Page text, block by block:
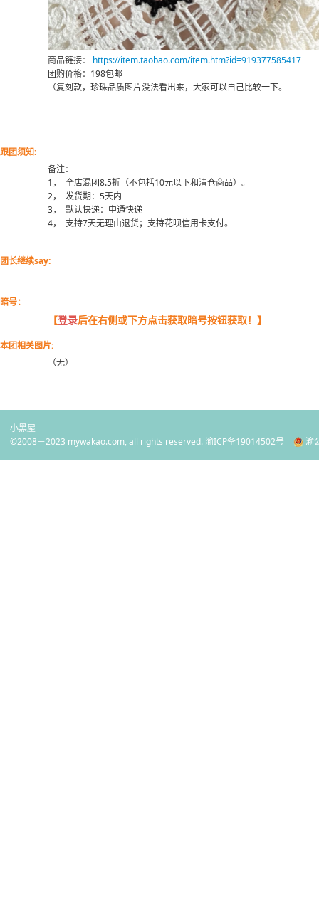
商品链接： https://item.taobao.com/item.htm?id=919377585417
团购价格：198包邮
（复刻款，珍珠品质图片没法看出来，大家可以自己比较一下。
跟团须知:
备注：
1， 全店混团8.5折（不包括10元以下和清仓商品）。
2， 发货期：5天内
3， 默认快递：中通快递
4， 支持7天无理由退货；支持花呗信用卡支付。
团长继续say:
暗号：
【登录后在右侧或下方点击获取暗号按钮获取！】
本团相关图片:
（无）
小黑屋
©2008－2023 mywakao.com, all rights reserved.渝ICP备19014502号 渝